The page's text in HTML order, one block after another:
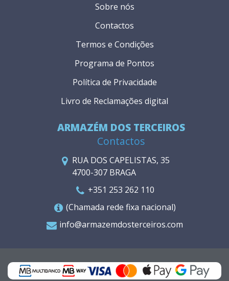
ARMAZÉM DOS TERCEIROS
Contactos
RUA DOS CAPELISTAS, 35
4700-307 BRAGA
+351 253 262 110
(Chamada rede fixa nacional)
info@armazemdosterceiros.com
Sobre nós
Contactos
Termos e Condições
Programa de Pontos
Política de Privacidade
Livro de Reclamações digital